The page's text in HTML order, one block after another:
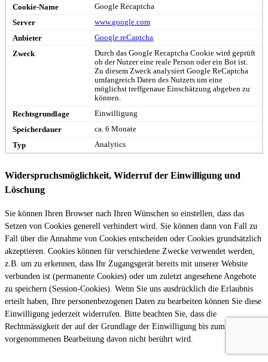
Google Recaptcha
www.google.com
Google reCaptcha
Durch das Google Recaptcha Cookie wird geprüft
ob der Nutzer eine reale Person oder ein Bot ist.
Zu diesem Zweck analysiert Google ReCaptcha
umfangreich Daten des Nutzers um eine
möglichst treffgenaue Einschätzung abgeben zu
können.
Einwilligung
ca. 6 Monate
Analytics
Widerspruchsmöglichkeit, Widerruf der Einwilligung und
Löschung
Sie können Ihren Browser nach Ihren Wünschen so einstellen, dass das
Setzen von Cookies generell verhindert wird. Sie können dann von Fall zu
Fall über die Annahme von Cookies entscheiden oder Cookies grundsätzlich
akzeptieren. Cookies können für verschiedene Zwecke verwendet werden,
z.B. um zu erkennen, dass Ihr Zugangsgerät bereits mit unserer Website
verbunden ist (permanente Cookies) oder um zuletzt angesehene Angebote
zu speichern (Session-Cookies). Wenn Sie uns ausdrücklich die Erlaubnis
erteilt haben, Ihre personenbezogenen Daten zu bearbeiten können Sie diese
Einwilligung jederzeit widerrufen. Bitte beachten Sie, dass die
Rechtmässigkeit der auf der Grundlage der Einwilligung bis zum Widerruf
vorgenommenen Bearbeitung davon nicht berührt wird.